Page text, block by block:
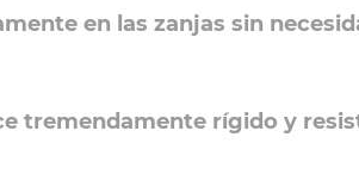
en las zanjas sin
tremendamente rígido y